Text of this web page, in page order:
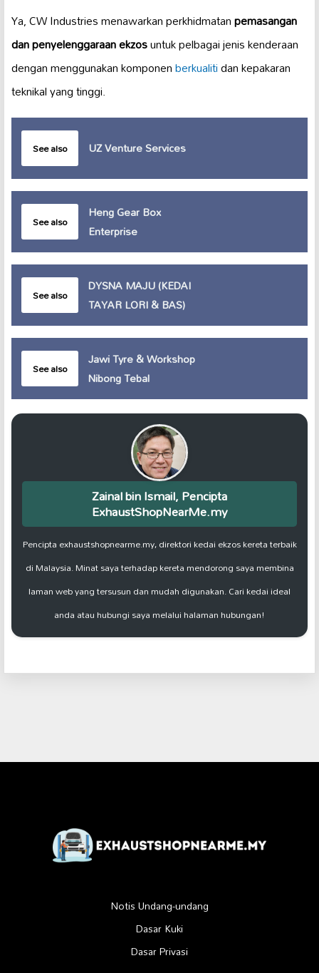
Ya, CW Industries menawarkan perkhidmatanpemasangan
dan penyelenggaraan ekzosuntuk pelbagai jenis kenderaan
dengan menggunakan komponenberkualitidan kepakaran
teknikal yang tinggi.
See also UZ Venture Services
See also
Heng Gear Box
Enterprise
See also
DYSNA MAJU (KEDAI
TAYAR LORI & BAS)
See also
Jawi Tyre & Workshop
Nibong Tebal
Zainal bin Ismail, Pencipta
ExhaustShopNearMe.my
Pencipta exhaustshopnearme.my, direktori kedai ekzos kereta terbaik
di Malaysia. Minat saya terhadap kereta mendorong saya membina
laman web yang tersusun dan mudah digunakan. Cari kedai ideal
anda atau hubungi saya melalui halaman hubungan!
Notis Undang-undang
Dasar Kuki
Dasar Privasi